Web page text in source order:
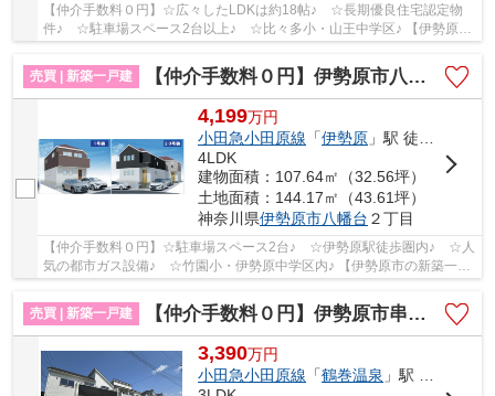
【仲介手数料０円】☆広々したLDKは約18帖♪ ☆長期優良住宅認定物
件♪ ☆駐車場スペース2台以上♪ ☆比々多小・山王中学区♪ 【伊勢原市
売買 | 新築一戸建
【仲介手数料０円】伊勢原市八幡台3期 新築一戸建て 全3棟
4,199万円
小田急小田原線 「伊勢原 」駅 徒歩17分
4LDK
建物面積：107.64㎡（32.56坪）
土地面積：144.17㎡（43.61坪）
神奈川県伊勢原市八幡台 ２丁目
【仲介手数料０円】☆駐車場スペース2台♪ ☆伊勢原駅徒歩圏内♪ ☆人
気の都市ガス設備♪ ☆竹園小・伊勢原中学区内♪ 【伊勢原市の新築一戸
建てのことならリビングボイスにお任せ下さい！】
売買 | 新築一戸建
【仲介手数料０円】伊勢原市串橋 新築一戸建て 全3棟
3,390万円
小田急小田原線 「鶴巻温泉 」駅 バス9分 「バス停」 停歩6分